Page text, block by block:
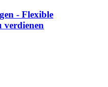
- Flexible
verdienen